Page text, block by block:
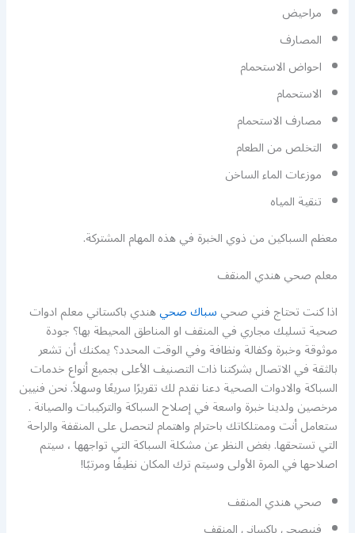
مراحيض
المصارف
احواض الاستحمام
الاستحمام
مصارف الاستحمام
التخلص من الطعام
موزعات الماء الساخن
تنقية المياه
معظم السباكين من ذوي الخبرة في هذه المهام المشتركة.
معلم صحي هندي المنقف
اذا كنت تحتاج فني صحيسباك صحيهندي باكستاني معلم ادوات
صحية تسليك مجاري في المنقف او المناطق المحيطة بها؟ جودة
موثوقة وخبرة وكفالة ونظافة وفي الوقت المحدد؟ يمكنك أن تشعر
بالثقة في الاتصال بشركتنا ذات التصنيف الأعلى بجميع أنواع خدمات
السباكة والادوات الصحية دعنا نقدم لك تقريرًا سريعًا وسهلاً. نحن فنيين
مرخصين ولدينا خبرة واسعة في إصلاح السباكة والتركيبات والصيانة .
ستعامل أنت وممتلكاتك باحترام واهتمام لتحصل على المنقفة والراحة
التي تستحقها. بغض النظر عن مشكلة السباكة التي تواجهها ، سيتم
اصلاحها في المرة الأولى وسيتم ترك المكان نظيفًا ومرتبًا!
صحي هندي المنقف